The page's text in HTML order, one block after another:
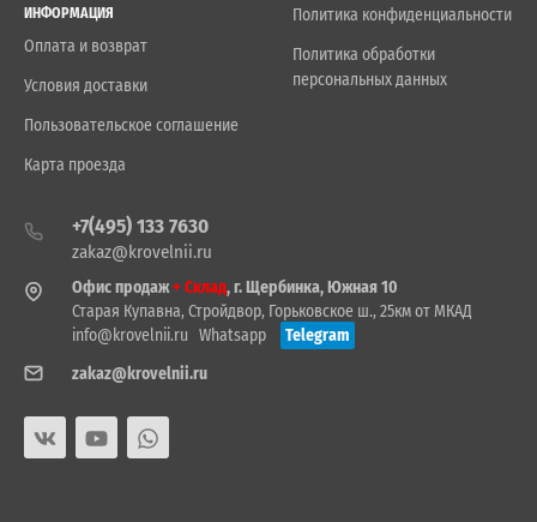
ИНФОРМАЦИЯ
Оплата и возврат
Условия доставки
Пользовательское соглашение
Карта проезда
Политика конфиденциальности
Политика обработки
персональных данных
+7(495) 133 7630
zakaz@krovelnii.ru
Офис продаж+ Склад, г. Щербинка, Южная 10
Старая Купавна, Стройдвор, Горьковское ш., 25км от МКАД
info@krovelnii.ru Whatsapp
Telegram
zakaz@krovelnii.ru